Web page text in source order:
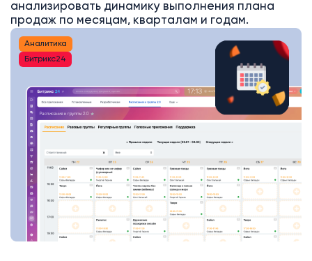
анализировать динамику выполнения плана
продаж по месяцам, кварталам и годам.
Аналитика
Битрикс24